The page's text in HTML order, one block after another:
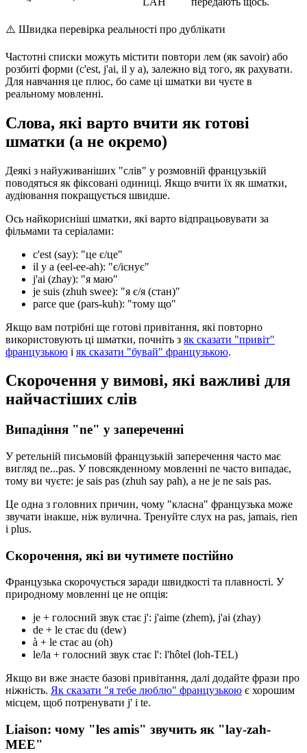
⚠️ Швидка перевірка реальності про дублікати
Частотні списки можуть містити повтори лем (як savoir) або
розбиті форми (c'est, j'ai, il y a), залежно від того, як рахувати.
Для навчання це плюс, бо саме ці шматки ви чуєте в
реальному мовленні.
Слова, які варто вчити як готові
шматки (а не окремо)
Деякі з найуживаніших "слів" у розмовній французькій
поводяться як фіксовані одиниці. Якщо вчити їх як шматки,
аудіювання покращується швидше.
Ось найкорисніші шматки, які варто відпрацьовувати за
фільмами та серіалами:
c'est (say): "це є/це"
il y a (eel-ee-ah): "є/існує"
j'ai (zhay): "я маю"
je suis (zhuh swee): "я є/я (стан)"
parce que (pars-kuh): "тому що"
Якщо вам потрібні ще готові привітання, які повторно
використовують ці шматки, почніть з як сказати "привіт"
французькою і як сказати "бувай" французькою.
Скорочення у вимові, які важливі для
найчастіших слів
Випадіння "ne" у запереченні
У ретельній письмовій французькій заперечення часто має
вигляд ne...pas. У повсякденному мовленні ne часто випадає,
тому ви чуєте: je sais pas (zhuh say pah), а не je ne sais pas.
Це одна з головних причин, чому "класна" французька може
звучати інакше, ніж вулична. Тренуйте слух на pas, jamais, rien
і plus.
Скорочення, які ви чутимете постійно
Французька скорочується заради швидкості та плавності. У
природному мовленні це не опція:
je + голосний звук стає j': j'aime (zhem), j'ai (zhay)
de + le стає du (dew)
à + le стає au (oh)
le/la + голосний звук стає l': l'hôtel (loh-TEL)
Якщо ви вже знаєте базові привітання, далі додайте фрази про
ніжність. Як сказати "я тебе люблю" французькою є хорошим
місцем, щоб потренувати j' і te.
Liaison: чому "les amis" звучить як "lay-zah-
MEE"